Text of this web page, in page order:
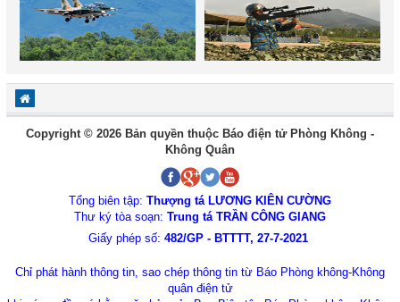
Copyright © 2026 Bản quyền thuộc Báo điện tử Phòng Không -
Không Quân
Tổng biên tập: Thượng tá LƯƠNG KIÊN CƯỜNG
Thư ký tòa soạn: Trung tá TRẦN CÔNG GIANG
Giấy phép số: 482/GP - BTTTT, 27-7-2021
Chỉ phát hành thông tin, sao chép thông tin từ Báo Phòng không-Không
quân điện tử